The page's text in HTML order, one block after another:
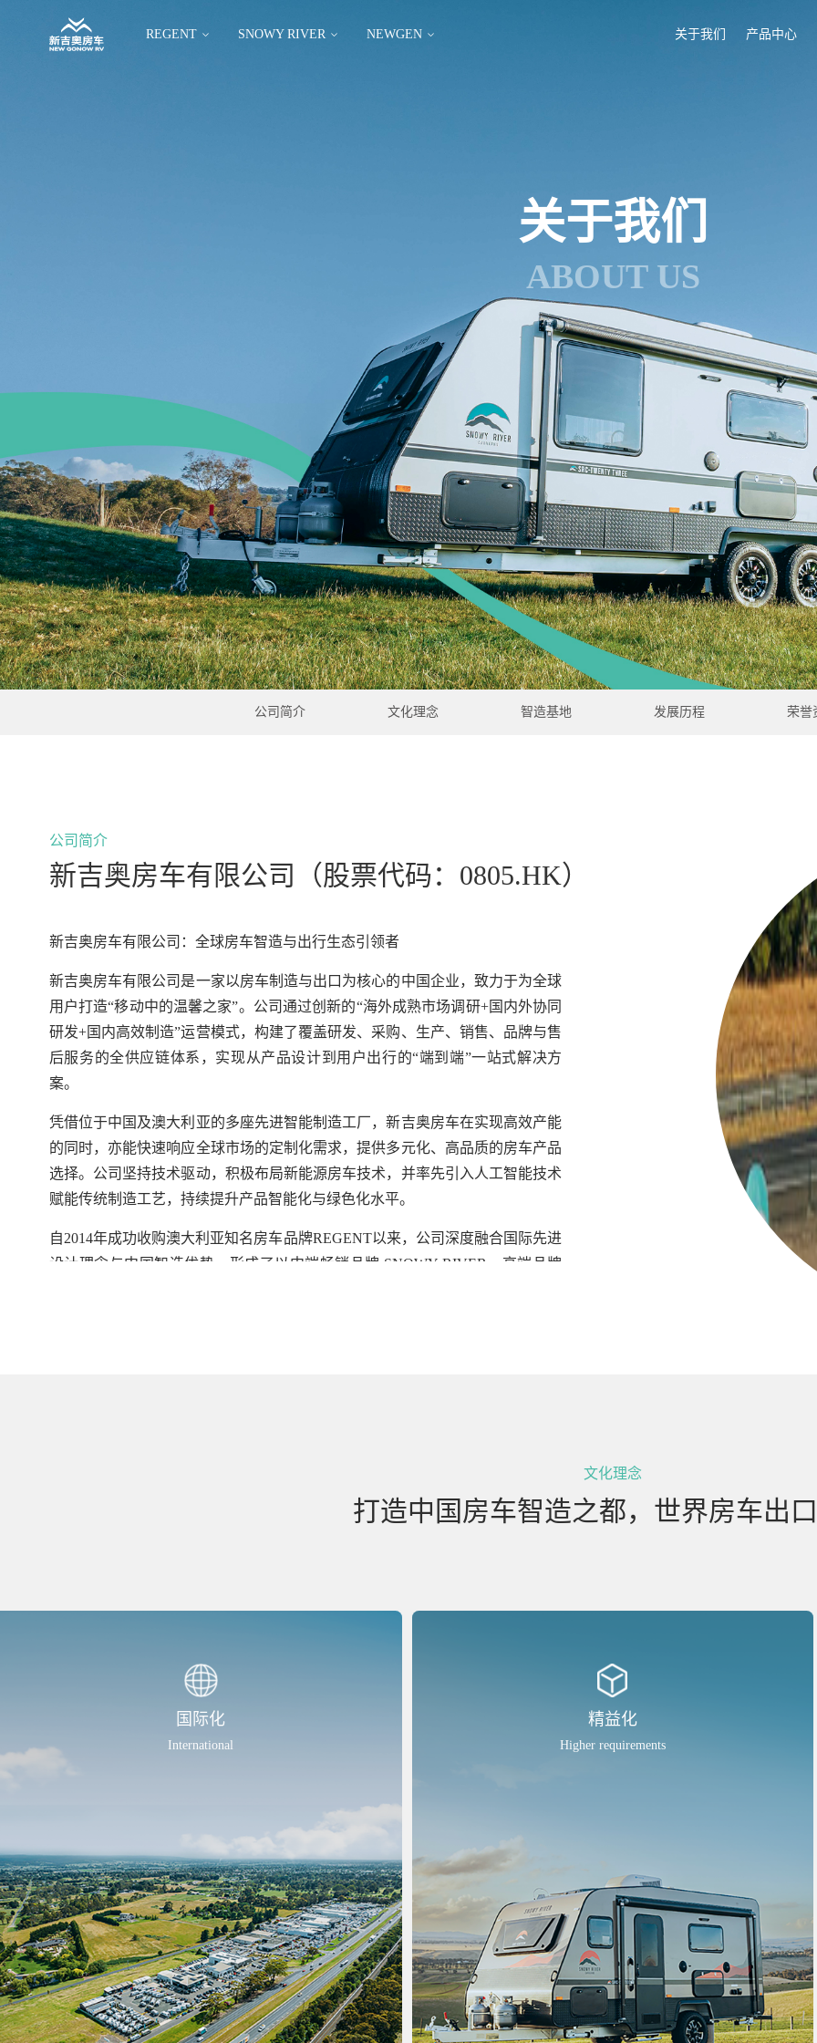
REGENT SNOWY RIVER NEWGEN 关于我们 产品中心
关于我们
ABOUT US
公司简介 文化理念 智造基地 发展历程 荣誉
公司简介
新吉奥房车有限公司（股票代码：0805.HK）
新吉奥房车有限公司：全球房车智造与出行生态引领者
新吉奥房车有限公司是一家以房车制造与出口为核心的中国企业，致力于为全球
用户打造“移动中的温馨之家”。公司通过创新的“海外成熟市场调研+国内外协同
研发+国内高效制造”运营模式，构建了覆盖研发、采购、生产、销售、品牌与售
后服务的全供应链体系，实现从产品设计到用户出行的“端到端”一站式解决方
案。
凭借位于中国及澳大利亚的多座先进智能制造工厂，新吉奥房车在实现高效产能
的同时，亦能快速响应全球市场的定制化需求，提供多元化、高品质的房车产品
选择。公司坚持技术驱动，积极布局新能源房车技术，并率先引入人工智能技术
赋能传统制造工艺，持续提升产品智能化与绿色化水平。
自2014年成功收购澳大利亚知名房车品牌REGENT以来，公司深度融合国际先进
设计理念与中国智造优势，形成了以中端畅销品牌 SNOWY RIVER、高端品牌
文化理念
打造中国房车智造之都，世界房车出
国际化
International
精益化
Higher requirements